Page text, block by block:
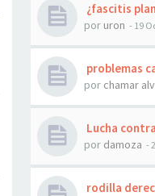
¿fascitis
por uron - 19
problemas
por chamar
Lucha
por damoza -
rodilla